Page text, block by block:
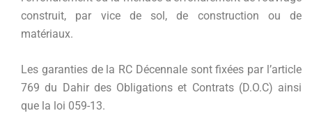
construit, par vice de sol, de construction ou de
matériaux.
Les garanties de la RC Décennale sont fixées par l’article
769 du Dahir des Obligations et Contrats (D.O.C) ainsi
que la loi 059-13.